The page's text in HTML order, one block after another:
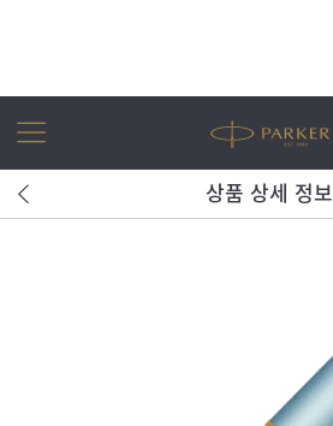
상품 상세 정보